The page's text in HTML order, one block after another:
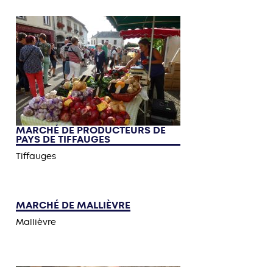
MARCHÉ DE PRODUCTEURS DE
PAYS DE TIFFAUGES
Tiffauges
MARCHÉ DE MALLIÈVRE
Mallièvre